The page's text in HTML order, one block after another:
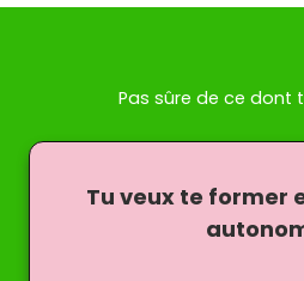
Pas sûre de ce dont
Tu veux te former